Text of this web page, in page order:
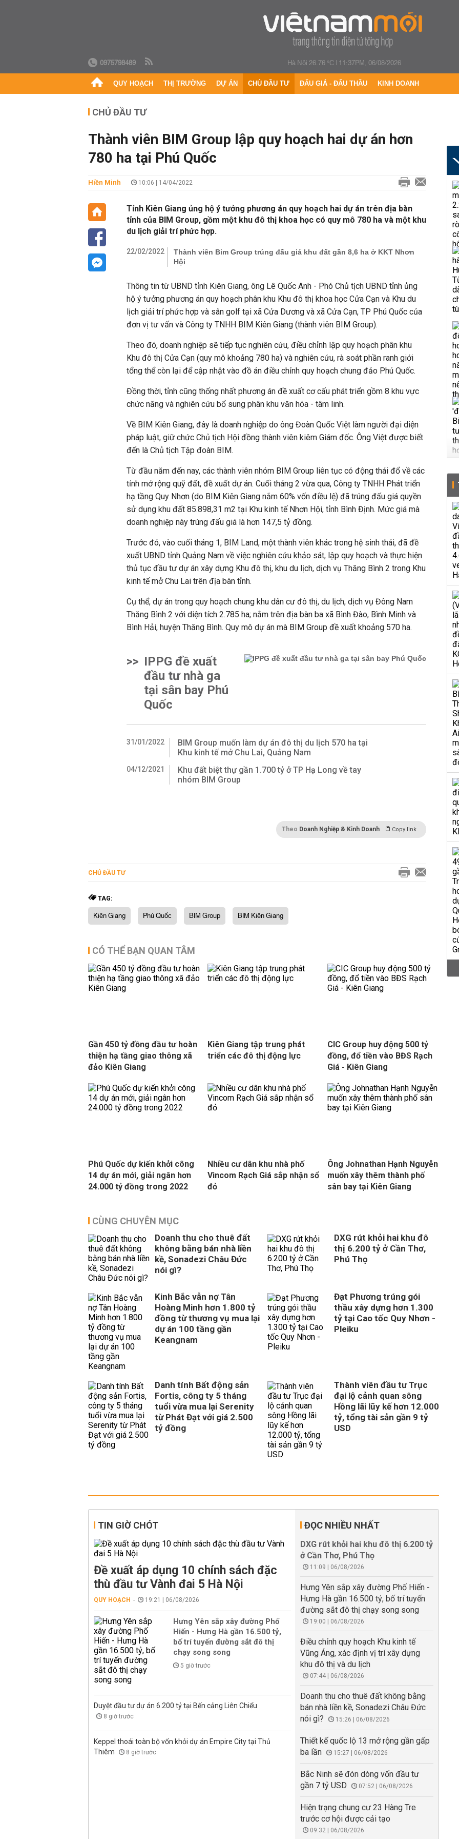
0975798489 Hà Nội 26.76 °C| 11:37PM, 06/08/2026
QUY HOẠCH THỊ TRƯỜNG DỰ ÁN CHỦ ĐẦU TƯ ĐẤU GIÁ - ĐẤU THẦU KINH DOANH
CHỦ ĐẦU TƯ
Thành viên BIM Group lập quy hoạch hai dự án hơn
780 ha tại Phú Quốc
Hiền Minh 10:06 | 14/04/2022
Tỉnh Kiên Giang ủng hộ ý tưởng phương án quy hoạch hai dự án trên địa bàn
tỉnh của BIM Group, gồm một khu đô thị khoa học có quy mô 780 ha và một khu
du lịch giải trí phức hợp.
22/02/2022
Thành viên Bim Group trúng đấu giá khu đất gần 8,6 ha ở KKT Nhơn
Hội
Thông tin từ UBND tỉnh Kiên Giang, ông Lê Quốc Anh - Phó Chủ tịch UBND tỉnh ủng
hộ ý tưởng phương án quy hoạch phân khu Khu đô thị khoa học Cửa Cạn và Khu du
lịch giải trí phức hợp và sân golf tại xã Cửa Dương và xã Cửa Cạn, TP Phú Quốc của
đơn vị tư vấn và Công ty TNHH BIM Kiên Giang (thành viên BIM Group).
Theo đó, doanh nghiệp sẽ tiếp tục nghiên cứu, điều chỉnh lập quy hoạch phân khu
Khu đô thị Cửa Cạn (quy mô khoảng 780 ha) và nghiên cứu, rà soát phần ranh giới
tổng thể còn lại để cập nhật vào đồ án điều chỉnh quy hoạch chung đảo Phú Quốc.
Đồng thời, tỉnh cũng thống nhất phương án đề xuất cơ cấu phát triển gồm 8 khu vực
chức năng và nghiên cứu bổ sung phân khu văn hóa - tâm linh.
Về BIM Kiên Giang, đây là doanh nghiệp do ông Đoàn Quốc Việt làm người đại diện
pháp luật, giữ chức Chủ tịch Hội đồng thành viên kiêm Giám đốc. Ông Việt được biết
đến là Chủ tịch Tập đoàn BIM.
Từ đầu năm đến nay, các thành viên nhóm BIM Group liên tục có động thái đổ về các
tỉnh mở rộng quỹ đất, đề xuất dự án. Cuối tháng 2 vừa qua, Công ty TNHH Phát triển
hạ tầng Quy Nhơn (do BIM Kiên Giang nắm 60% vốn điều lệ) đã trúng đấu giá quyền
sử dụng khu đất 85.898,31 m2 tại Khu kinh tế Nhơn Hội, tỉnh Bình Định. Mức giá mà
doanh nghiệp này trúng đấu giá là hơn 147,5 tỷ đồng.
Trước đó, vào cuối tháng 1, BIM Land, một thành viên khác trong hệ sinh thái, đã đề
xuất UBND tỉnh Quảng Nam về việc nghiên cứu khảo sát, lập quy hoạch và thực hiện
thủ tục đầu tư dự án xây dựng Khu đô thị, khu du lịch, dịch vụ Thăng Bình 2 trong Khu
kinh tế mở Chu Lai trên địa bàn tỉnh.
Cụ thể, dự án trong quy hoạch chung khu dân cư đô thị, du lịch, dịch vụ Đông Nam
Thăng Bình 2 với diện tích 2.785 ha; nằm trên địa bàn ba xã Bình Đào, Bình Minh và
Bình Hải, huyện Thăng Bình. Quy mô dự án mà BIM Group đề xuất khoảng 570 ha.
>> IPPG đề xuất
đầu tư nhà ga
tại sân bay Phú
Quốc
31/01/2022
BIM Group muốn làm dự án đô thị du lịch 570 ha tại
Khu kinh tế mở Chu Lai, Quảng Nam
04/12/2021
Khu đất biệt thự gần 1.700 tỷ ở TP Hạ Long về tay
nhóm BIM Group
Theo Doanh Nghiệp & Kinh Doanh Copy link
CHỦ ĐẦU TƯ
TAG:
Kiên Giang Phú Quốc BIM Group BIM Kiên Giang
CÓ THỂ BẠN QUAN TÂM
Gần 450 tỷ đồng đầu tư hoàn
thiện hạ tầng giao thông xã
đảo Kiên Giang
Kiên Giang tập trung phát
triển các đô thị động lực
CIC Group huy động 500 tỷ
đồng, đổ tiền vào BĐS Rạch
Giá - Kiên Giang
Phú Quốc dự kiến khởi công
14 dự án mới, giải ngân hơn
24.000 tỷ đồng trong 2022
Nhiều cư dân khu nhà phố
Vincom Rạch Giá sắp nhận sổ
đỏ
Ông Johnathan Hạnh Nguyễn
muốn xây thêm thành phố
sân bay tại Kiên Giang
CÙNG CHUYÊN MỤC
Doanh thu cho thuê đất
không bằng bán nhà liền
kề, Sonadezi Châu Đức
nói gì?
DXG rút khỏi hai khu đô
thị 6.200 tỷ ở Cần Thơ,
Phú Thọ
Kinh Bắc vẫn nợ Tân
Hoàng Minh hơn 1.800 tỷ
đồng từ thương vụ mua lại
dự án 100 tầng gần
Keangnam
Đạt Phương trúng gói
thầu xây dựng hơn 1.300
tỷ tại Cao tốc Quy Nhơn -
Pleiku
Danh tính Bất động sản
Fortis, công ty 5 tháng
tuổi vừa mua lại Serenity
từ Phát Đạt với giá 2.500
tỷ đồng
Thành viên đầu tư Trục
đại lộ cảnh quan sông
Hồng lãi lũy kế hơn 12.000
tỷ, tổng tài sản gần 9 tỷ
USD
TIN GIỜ CHÓT
Đề xuất áp dụng 10 chính sách đặc
thù đầu tư Vành đai 5 Hà Nội
QUY HOẠCH 19:21 | 06/08/2026
Hưng Yên sắp xây đường Phố
Hiến - Hưng Hà gần 16.500 tỷ,
bố trí tuyến đường sắt đô thị
chạy song song
5 giờ trước
Duyệt đầu tư dự án 6.200 tỷ tại Bến cảng Liên Chiểu
8 giờ trước
Keppel thoái toàn bộ vốn khỏi dự án Empire City tại Thủ
Thiêm
8 giờ trước
ĐỌC NHIỀU NHẤT
DXG rút khỏi hai khu đô thị 6.200 tỷ
ở Cần Thơ, Phú Thọ
11:09 | 06/08/2026
Hưng Yên sắp xây đường Phố Hiến -
Hưng Hà gần 16.500 tỷ, bố trí tuyến
đường sắt đô thị chạy song song
19:00 | 06/08/2026
Điều chỉnh quy hoạch Khu kinh tế
Vũng Áng, xác định vị trí xây dựng
khu đô thị và du lịch
07:44 | 06/08/2026
Doanh thu cho thuê đất không bằng
bán nhà liền kề, Sonadezi Châu Đức
nói gì?
15:26 | 06/08/2026
Thiết kế quốc lộ 13 mở rộng gần gấp
ba lần
15:27 | 06/08/2026
Bắc Ninh sẽ đón dòng vốn đầu tư
gần 7 tỷ USD
07:52 | 06/08/2026
Hiện trạng chung cư 23 Hàng Tre
trước cơ hội được cải tạo
09:32 | 06/08/2026